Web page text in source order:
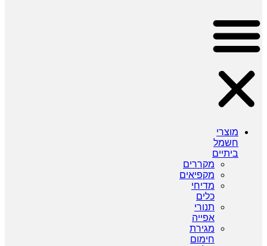
מוצרי
חשמל
ביתיים
מקררים
מקפיאים
מדיחי
כלים
תנורי
אפייה
מגירת
חימום